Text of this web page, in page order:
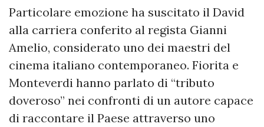
Particolare emozione ha suscitato il David
alla carriera conferito al regista Gianni
Amelio, considerato uno dei maestri del
cinema italiano contemporaneo. Fiorita e
Monteverdi hanno parlato di “tributo
doveroso” nei confronti di un autore capace
di raccontare il Paese attraverso uno